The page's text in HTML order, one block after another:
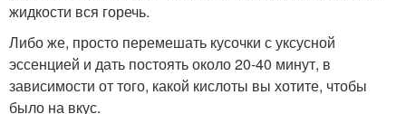
жидкости вся горечь.
Либо же, просто перемешать кусочки с уксусной
эссенцией и дать постоять около 20-40 минут, в
зависимости от того, какой кислоты вы хотите, чтобы
было на вкус.